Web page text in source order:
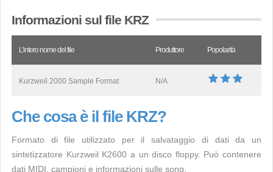
Informazioni sul file KRZ
L’intero nome del file Produttore Popolarità
Kurzweil 2000 Sample Format N/A
Che cosa è il file KRZ?
Formato di file utilizzato per il salvataggio di dati da un
sintetizzatore Kurzweil K2600 a un disco floppy. Può contenere
dati MIDI, campioni e informazioni sulle song.